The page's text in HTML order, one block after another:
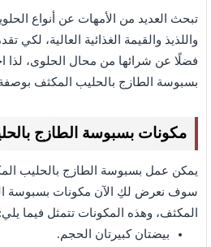
تبحث العديد من الأمهات عن أنواع
واللذيذ والقيمة الغذائية العالية، لكي
فضلًا عن شرائها من محال الحلوى، لذا
بسبوسة الطازج بالحليب المكثف
مكونات بسبوسة الطازج
يمكن عمل بسبوسة الطازج بالحليب
سوف نعرض لكِ الآن مكونات بسبوسة
المكثف، وهذه المكونات تتمثل فيما يلي:
بيضتان كبيرتان الحجم.